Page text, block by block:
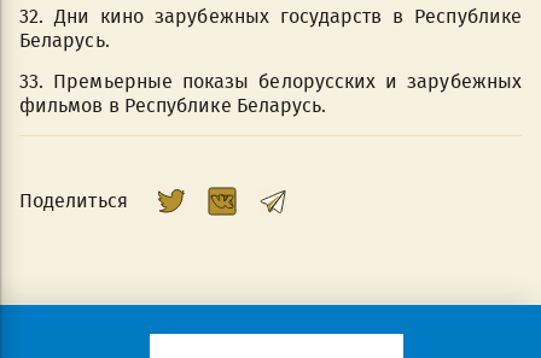
32. Дни кино зарубежных государств в Республике
Беларусь.
33. Премьерные показы белорусских и зарубежных
фильмов в Республике Беларусь.
Поделиться